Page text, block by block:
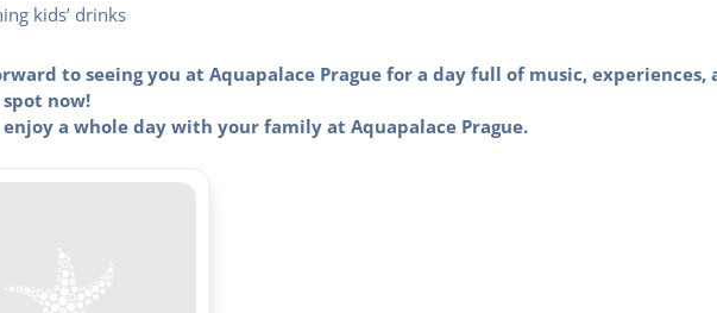
kids’ drinks
to seeing you at Aquapalace Prague for a day full of music, experiences,
now!
enjoy a whole day with your family at Aquapalace Prague.